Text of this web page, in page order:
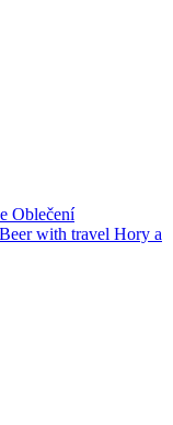
Oblečení
Beer with travel Hory a